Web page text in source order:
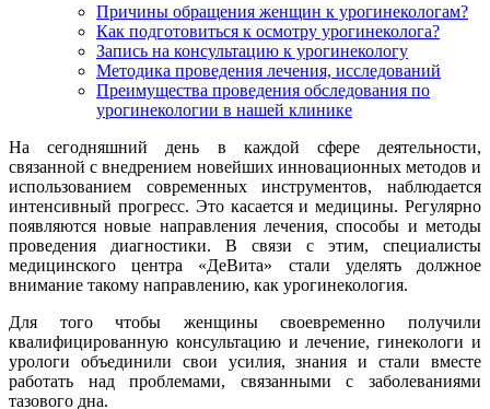
Причины обращения женщин к урогинекологам?
Как подготовиться к осмотру урогинеколога?
Запись на консультацию к урогинекологу
Методика проведения лечения, исследований
Преимущества проведения обследования по
урогинекологии в нашей клинике
На сегодняшний день в каждой сфере деятельности,
связанной с внедрением новейших инновационных методов и
использованием современных инструментов, наблюдается
интенсивный прогресс. Это касается и медицины. Регулярно
появляются новые направления лечения, способы и методы
проведения диагностики. В связи с этим, специалисты
медицинского центра «ДеВита» стали уделять должное
внимание такому направлению, как урогинекология.
Для того чтобы женщины своевременно получили
квалифицированную консультацию и лечение, гинекологи и
урологи объединили свои усилия, знания и стали вместе
работать над проблемами, связанными с заболеваниями
тазового дна.